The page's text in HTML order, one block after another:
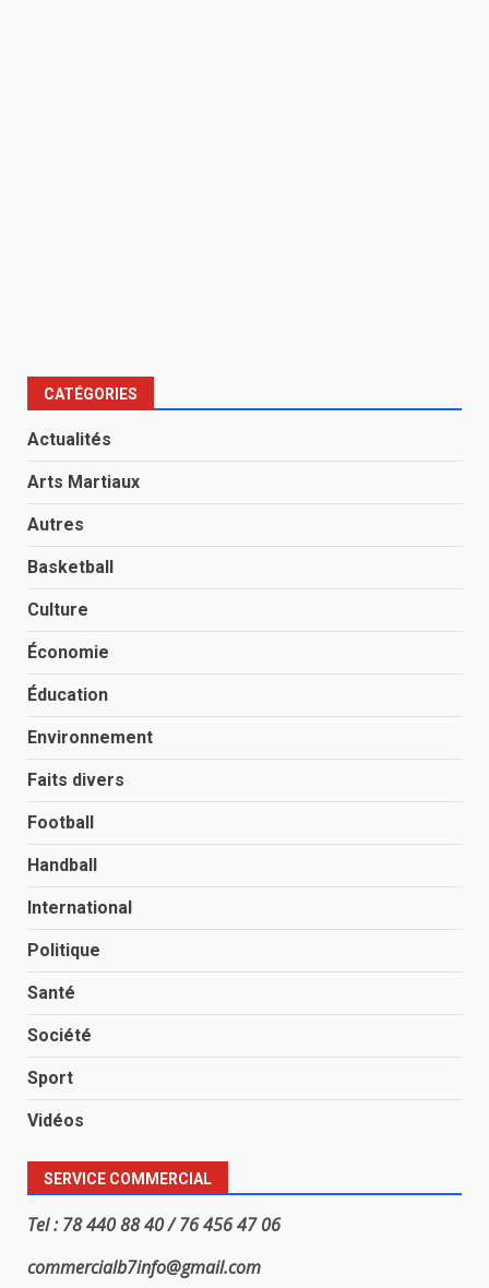
CATÉGORIES
Actualités
Arts Martiaux
Autres
Basketball
Culture
Économie
Éducation
Environnement
Faits divers
Football
Handball
International
Politique
Santé
Société
Sport
Vidéos
SERVICE COMMERCIAL
Tel : 78 440 88 40 / 76 456 47 06
commercialb7info@gmail.com